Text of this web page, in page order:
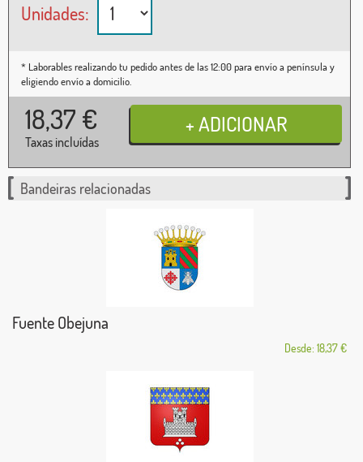
Unidades:
* Laborables realizando tu pedido antes de las 12:00 para envío a península y
eligiendo envío a domicilio.
18,37 €
Taxas incluídas
Bandeiras relacionadas
Fuente Obejuna
Desde: 18,37 €